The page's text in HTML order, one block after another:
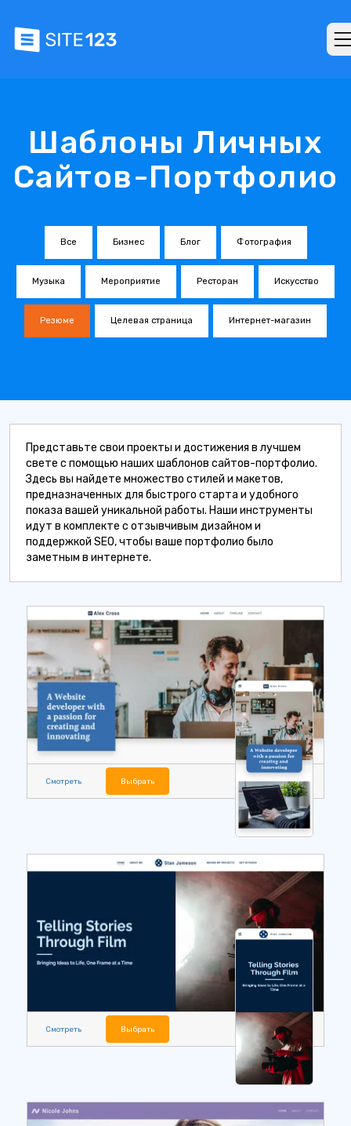
Шаблоны Личных
Сайтов-Портфолио
Все Бизнес Блог Фотография
Музыка Мероприятие Ресторан Искусство
Резюме Целевая страница Интернет-магазин
Представьте свои проекты и достижения в лучшем
свете с помощью наших шаблонов сайтов-портфолио.
Здесь вы найдете множество стилей и макетов,
предназначенных для быстрого старта и удобного
показа вашей уникальной работы. Наши инструменты
идут в комплекте с отзывчивым дизайном и
поддержкой SEO, чтобы ваше портфолио было
заметным в интернете.
Смотреть Выбрать
Смотреть Выбрать